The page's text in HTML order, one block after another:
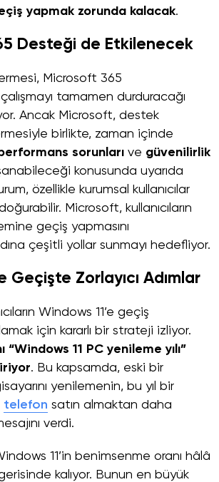
yapmak zorunda kalacak.
Desteği de Etkilenecek
Microsoft 365
tamamen durduracağı
Ancak Microsoft, destek
birlikte, zaman içinde
sorunları ve güvenilirlik
konusunda uyarıda
özellikle kurumsal kullanıcılar
Microsoft, kullanıcıların
geçiş yapmasını
çeşitli yollar sunmayı hedefliyor.
Geçişte Zorlayıcı Adımlar
Windows 11’e geçiş
için kararlı bir strateji izliyor.
“Windows 11 PC yenileme yılı”
. Bu kapsamda, eski bir
yenilemenin, bu yıl bir
telefon satın almaktan daha
verdi.
11’in benimsenme oranı hâlâ
kalıyor. Bunun en büyük